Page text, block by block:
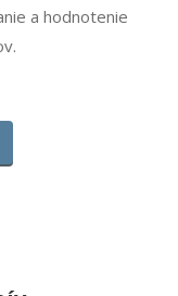
a hodnotenie